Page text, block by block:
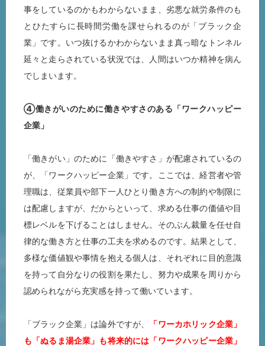
事をしているのかもわからないまま、劣悪な就労条件のも
とひたすらに長時間労働を課せられるのが「ブラック企
業」です。いつ抜けるかわからないまま真っ暗なトンネル
延々と走らされている状況では、人間はいつか精神を病ん
でしまいます。
④働きがいのために働きやすさのある「ワークハッピー
企業」
「働きがい」のために「働きやすさ」が配慮されているの
が、「ワークハッピー企業」です。ここでは、経営者や管
理職は、従業員や部下一人ひとり働き方への制約や制限に
は配慮しますが、だからといって、求める仕事の価値や目
標レベルを下げることはしません。そのぶん裁量を任せ自
律的な働き方と仕事の工夫を求めるのです。結果として、
多様な価値観や事情を抱える個人は、それぞれに目的意識
を持って自分なりの役割を果たし、努力や成果を周りから
認められながら充実感を持って働いています。
「ブラック企業」は論外ですが、
「ワーカホリック企業」
も「ぬるま湯企業」も将来的には「ワークハッピー企業」